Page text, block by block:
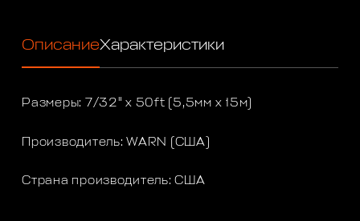
ОписаниеХарактеристики
Размеры: 7/32" х 50ft (5,5мм х 15м)
Производитель: WARN (США)
Страна производитель: США